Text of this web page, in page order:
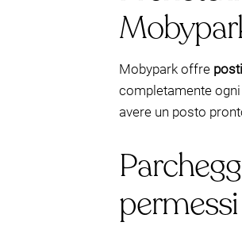
Mobypark offre
completamente
avere un posto
permessi